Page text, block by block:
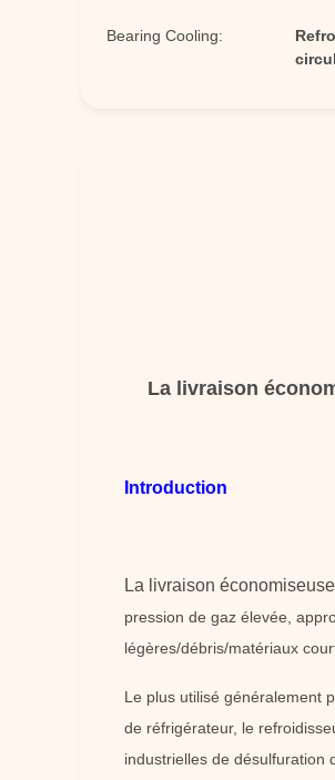
Bearing Cooling:
La livraison
Introduction
La livraison
pression de gaz élevée,
légères/débris/matériaux
Le plus utilisé généralement
de réfrigérateur, le
industrielles de désulfuration